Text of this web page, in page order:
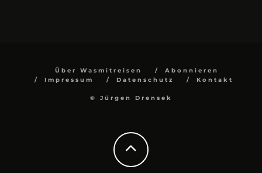
Über Wasmitreisen
Abonnieren
Impressum
Datenschutz Kontakt
© Jürgen Drensek